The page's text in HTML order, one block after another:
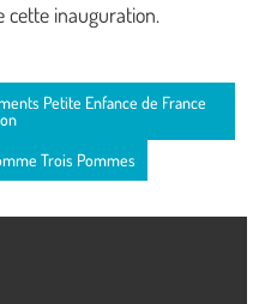
cette inauguration.
Petite Enfance de France
Trois Pommes